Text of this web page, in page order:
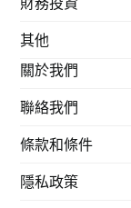
其他
關於我們
聯絡我們
條款和條件
隱私政策